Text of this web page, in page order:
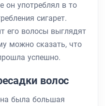
он употреблял в то
сигарет.
его волосы выглядят
можно сказать, что
успешно.
волос
была большая